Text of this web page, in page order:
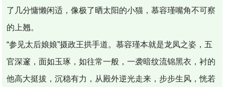
了几分慵懒闲适，像极了晒太阳的小猫，慕容瑾嘴角不可察
的上翘。
“参见太后娘娘”摄政王拱手道。慕容瑾本就是龙凤之姿，五
官深邃，面如玉琢，如往常一般，一袭暗纹流锦黑衣，衬的
他高大挺拔，沉稳有力，从殿外逆光走来，步步生风，恍若